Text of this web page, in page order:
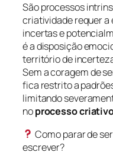
São processos
criatividade requer a
incertas e
é a disposição
território de
Sem a coragem de
fica restrito a
limitando
noprocesso
Como parar de
escrever?